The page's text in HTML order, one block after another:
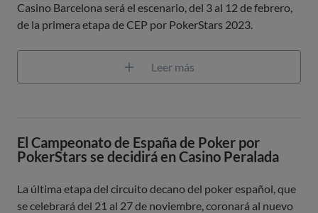
Casino Barcelona será el escenario, del 3 al 12 de febrero,
de la primera etapa de CEP por PokerStars 2023.
Leer más
El Campeonato de España de Poker por
PokerStars se decidirá en Casino Peralada
La última etapa del circuito decano del poker español, que
se celebrará del 21 al 27 de noviembre, coronará al nuevo